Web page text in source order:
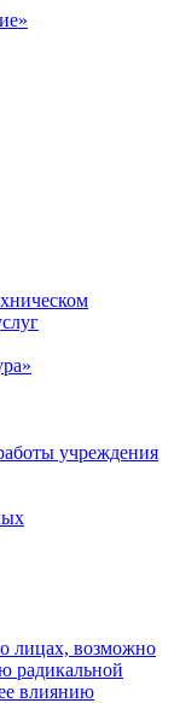
учреждения
лицах, возможно
радикальной
влиянию